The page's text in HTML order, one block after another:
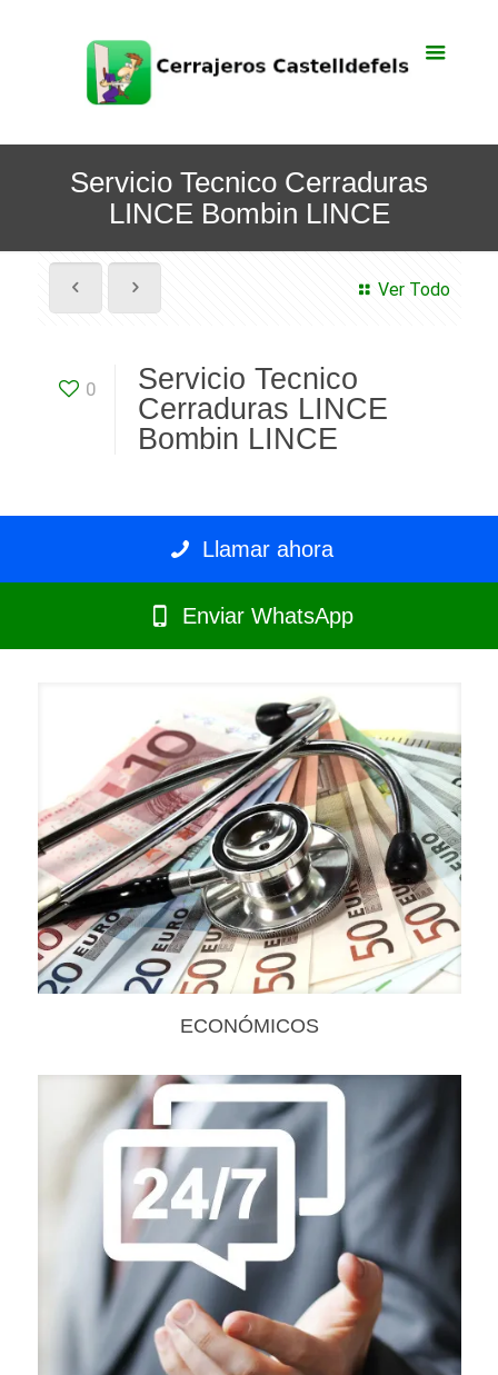
Servicio Tecnico Cerraduras
LINCE Bombin LINCE
Ver Todo
0
Servicio Tecnico
Cerraduras LINCE
Bombin LINCE
Llamar ahora
Enviar WhatsApp
ECONÓMICOS